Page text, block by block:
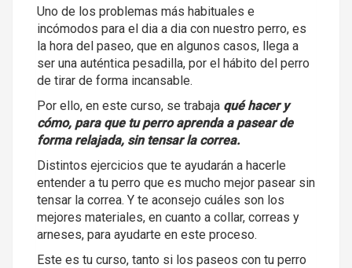
Uno de los problemas más habituales e
incómodos para el dia a dia con nuestro perro, es
la hora del paseo, que en algunos casos, llega a
ser una auténtica pesadilla, por el hábito del perro
de tirar de forma incansable.
Por ello, en este curso, se trabaja qué hacer y
cómo, para que tu perro aprenda a pasear de
forma relajada, sin tensar la correa.
Distintos ejercicios que te ayudarán a hacerle
entender a tu perro que es mucho mejor pasear sin
tensar la correa. Y te aconsejo cuáles son los
mejores materiales, en cuanto a collar, correas y
arneses, para ayudarte en este proceso.
Este es tu curso, tanto si los paseos con tu perro